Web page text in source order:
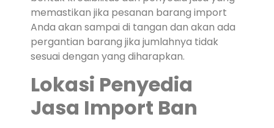
memastikan jika pesanan barang import
Anda akan sampai di tangan dan akan ada
pergantian barang jika jumlahnya tidak
sesuai dengan yang diharapkan.
Lokasi Penyedia
Jasa Import Ban